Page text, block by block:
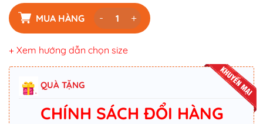
MUA HÀNG - +
+ Xem hướng dẫn chọn size
QUÀ TẶNG
CHÍNH SÁCH ĐỔI HÀNG